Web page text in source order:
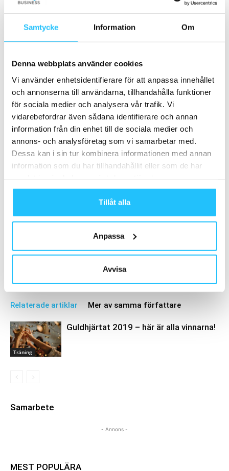
Samtycke Information Om
Denna webbplats använder cookies
Vi använder enhetsidentifierare för att anpassa innehållet
och annonserna till användarna, tillhandahålla funktioner
för sociala medier och analysera vår trafik. Vi
vidarebefordrar även sådana identifierare och annan
information från din enhet till de sociala medier och
annons- och analysföretag som vi samarbetar med.
Dessa kan i sin tur kombinera informationen med annan
information som du har tillhandahållit eller som de har
Tillåt alla
Anpassa
Avvisa
TAGGAR
Sweaty Business duo startar
sandlåde-gym mitt i centrala
Stockholm
NOCCO summer edition 2018
Brian van den Brink
Relaterade artiklar Mer av samma författare
Träning
Guldhjärtat 2019 – här är alla vinnarna!
Samarbete
- Annons -
MEST POPULÄRA